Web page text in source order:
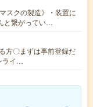
スクの製造》・装置に
と繋がってい…
〇まずは事前登録だ
ライ…